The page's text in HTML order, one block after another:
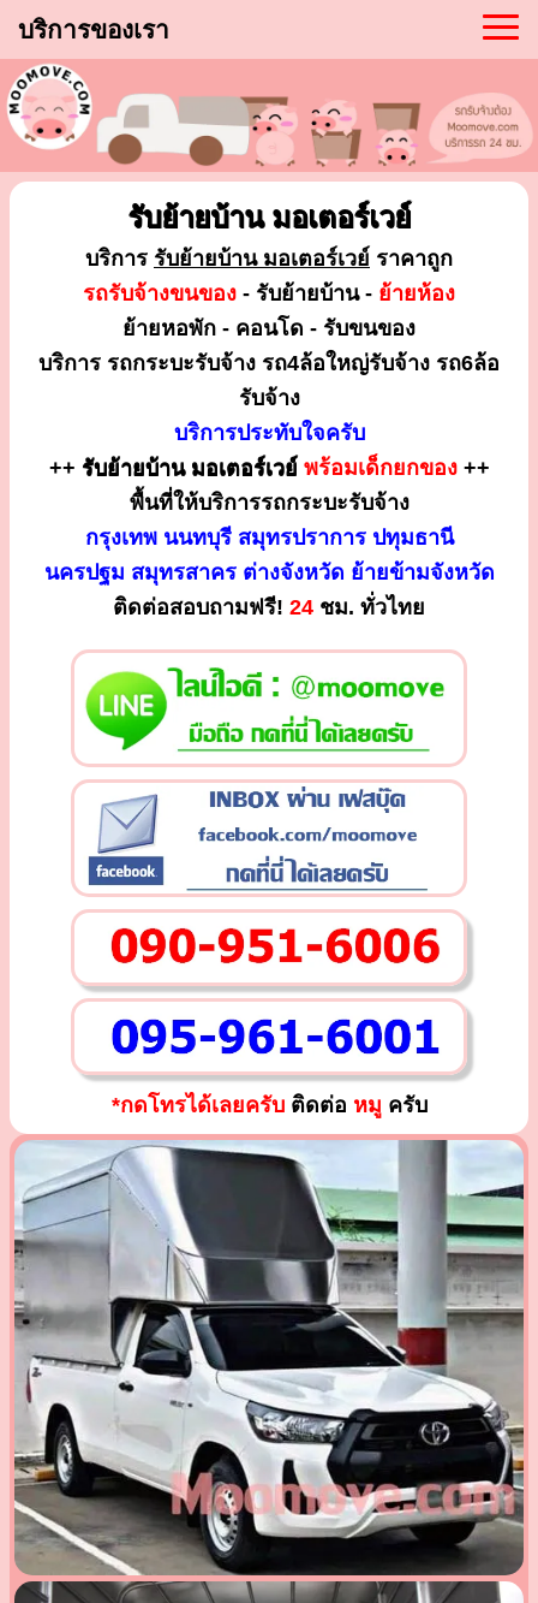
บริการของเรา
รับย้ายบ้าน มอเตอร์เวย์
บริการ รับย้ายบ้าน มอเตอร์เวย์ ราคาถูก
รถรับจ้างขนของ - รับย้ายบ้าน - ย้ายห้อง
ย้ายหอพัก - คอนโด - รับขนของ
บริการ รถกระบะรับจ้าง รถ4ล้อใหญ่รับจ้าง รถ6ล้อ
รับจ้าง
บริการประทับใจครับ
++ รับย้ายบ้าน มอเตอร์เวย์ พร้อมเด็กยกของ++
พื้นที่ให้บริการรถกระบะรับจ้าง
กรุงเทพ นนทบุรี สมุทรปราการ ปทุมธานี
นครปฐม สมุทรสาคร ต่างจังหวัด ย้ายข้ามจังหวัด
ติดต่อสอบถามฟรี! 24 ชม. ทั่วไทย
*กดโทรได้เลยครับติดต่อ หมู ครับ